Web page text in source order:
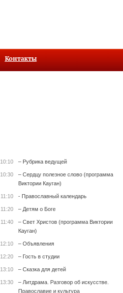
Контакты
10:10 – Рубрика ведущей
10:30
– Сердцу полезное слово (программа
Виктории Кауган)
11:10 - Православный календарь
11:20 – Детям о Боге
11:40
– Свет Христов (программа Виктории
Кауган)
12:10 – Объявления
12:20 – Гость в студии
13:10 – Сказка для детей
13:30
– Литдрама. Разговор об искусстве.
Православие и культура